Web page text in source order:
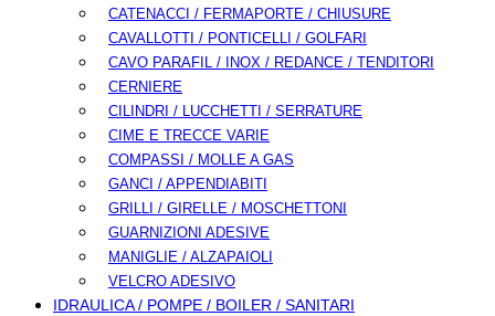
CATENACCI / FERMAPORTE / CHIUSURE
CAVALLOTTI / PONTICELLI / GOLFARI
CAVO PARAFIL / INOX / REDANCE / TENDITORI
CERNIERE
CILINDRI / LUCCHETTI / SERRATURE
CIME E TRECCE VARIE
COMPASSI / MOLLE A GAS
GANCI / APPENDIABITI
GRILLI / GIRELLE / MOSCHETTONI
GUARNIZIONI ADESIVE
MANIGLIE / ALZAPAIOLI
VELCRO ADESIVO
IDRAULICA / POMPE / BOILER / SANITARI